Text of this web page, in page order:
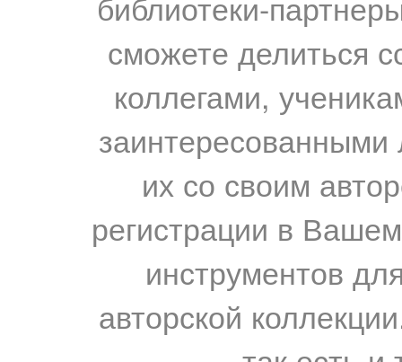
сможете делиться
коллегами,
их со своим
регистрации в
инструментов
авторской